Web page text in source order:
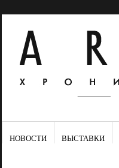
НОВОСТИ ВЫСТАВКИ